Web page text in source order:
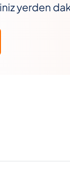
yerden